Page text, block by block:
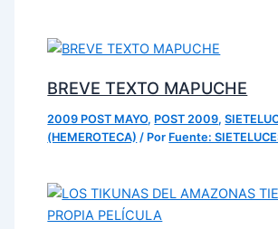
BREVE TEXTO MAPUCHE
2009 POST MAYO, POST 2009,
(HEMEROTECA) / Por Fuente: